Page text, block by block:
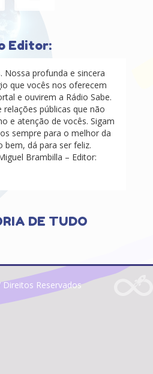
Editor:
Nossa profunda e sincera
que vocês nos oferecem
e ouvirem a Rádio Sabe.
relações públicas que não
e atenção de vocês. Sigam
sempre para o melhor da
bem, dá para ser feliz.
Brambilla – Editor:
DE TUDO
Reservados